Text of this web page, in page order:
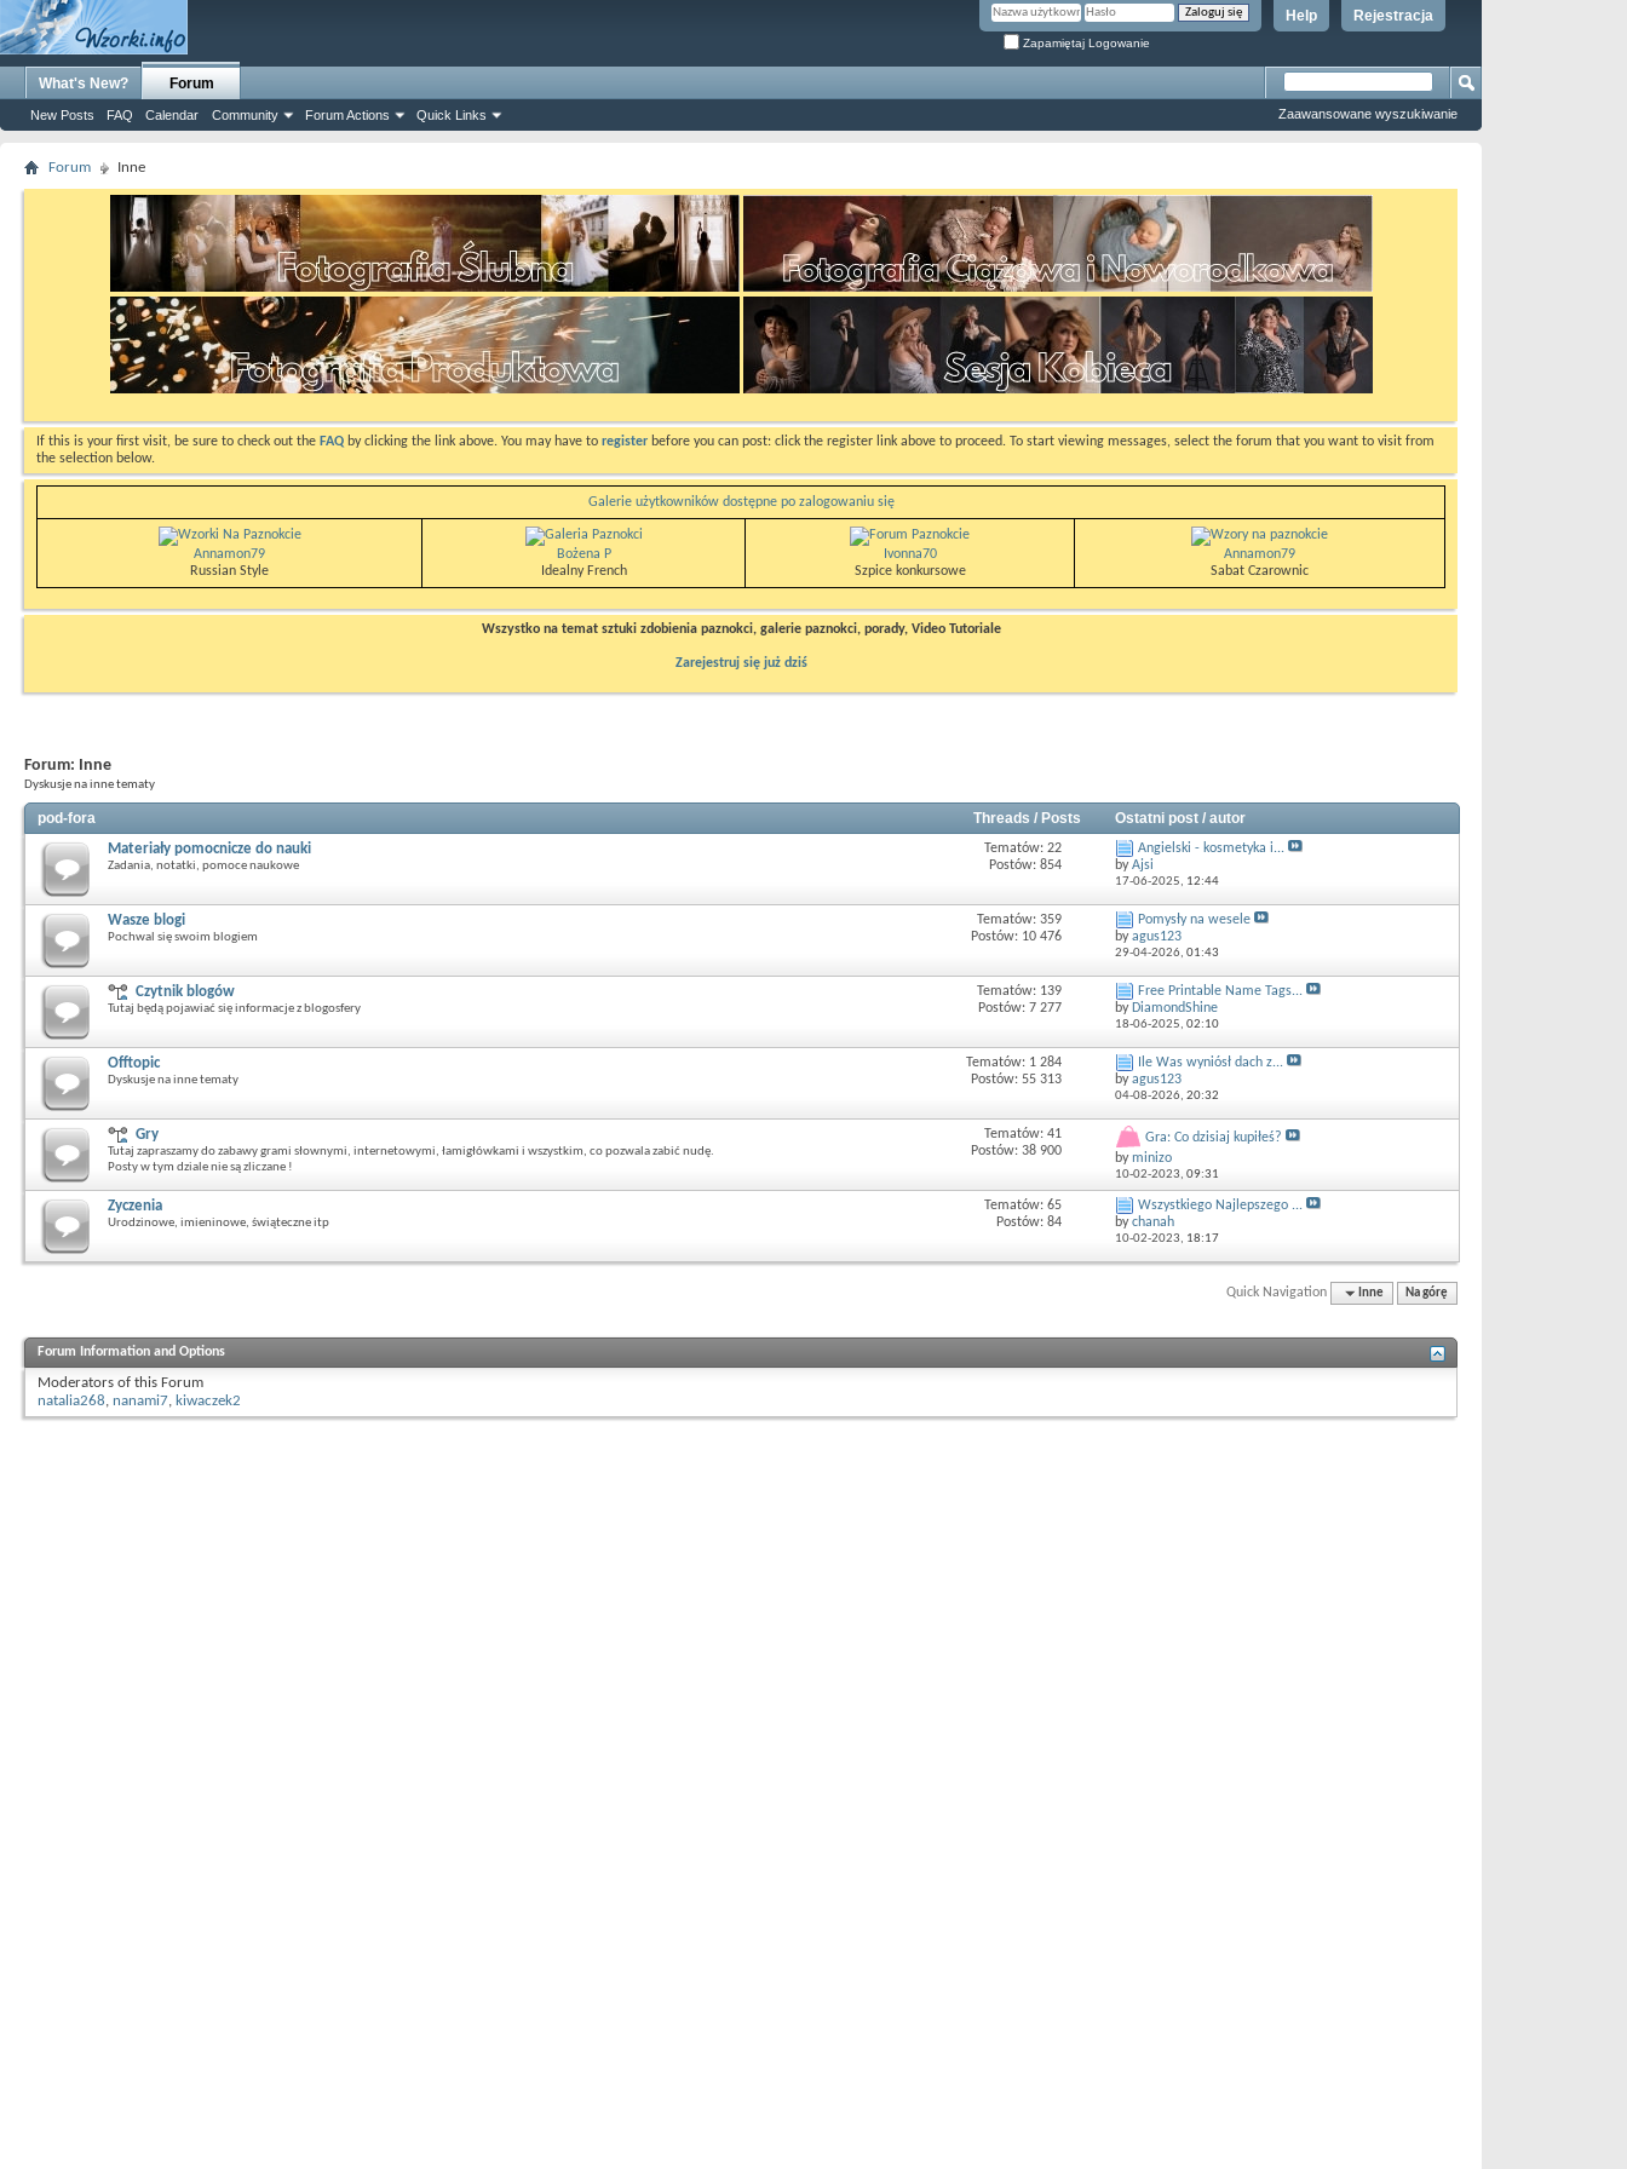
Rejestracja
Help
Zapamiętaj Logowanie
What's New? Forum
New Posts FAQ Calendar Community Forum Actions Quick Links Zaawansowane wyszukiwanie
Forum Inne
If this is your first visit, be sure to check out the FAQ by clicking the link above. You may have to register before you can post: click the register link above to proceed. To start viewing messages, select the forum that you want to visit from
the selection below.
Galerie użytkowników dostępne po zalogowaniu się
Annamon79
Russian Style
Bożena P
Idealny French
Ivonna70
Szpice konkursowe
Annamon79
Sabat Czarownic
Wszystko na temat sztuki zdobienia paznokci, galerie paznokci, porady, Video Tutoriale
Zarejestruj się już dziś
Forum: Inne
Dyskusje na inne tematy
pod-fora Threads / Posts Ostatni post / autor
Materiały pomocnicze do nauki
Zadania, notatki, pomoce naukowe
Tematów: 22
Postów: 854
Angielski - kosmetyka i...
byAjsi
17-06-2025, 12:44
Wasze blogi
Pochwal się swoim blogiem
Tematów: 359
Postów: 10 476
Pomysły na wesele
byagus123
29-04-2026, 01:43
Czytnik blogów
Tutaj będą pojawiać się informacje z blogosfery
Tematów: 139
Postów: 7 277
Free Printable Name Tags...
by DiamondShine
18-06-2025, 02:10
Offtopic
Dyskusje na inne tematy
Tematów: 1 284
Postów: 55 313
Ile Was wyniósł dach z...
byagus123
04-08-2026, 20:32
Gry
Tutaj zapraszamy do zabawy grami słownymi, internetowymi, łamigłówkami i wszystkim, co pozwala zabić nudę.
Posty w tym dziale nie są zliczane !
Tematów: 41
Postów: 38 900
Gra: Co dzisiaj kupiłeś?
byminizo
10-02-2023, 09:31
Zyczenia
Urodzinowe, imieninowe, świąteczne itp
Tematów: 65
Postów: 84
Wszystkiego Najlepszego ...
bychanah
10-02-2023, 18:17
Quick Navigation Inne Na górę
Forum Information and Options
Moderators of this Forum
natalia268, nanami7, kiwaczek2